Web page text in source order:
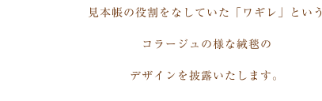
見本帳の役割をなしていた「ワギレ」という
コラージュの様な絨毯の
デザインを披露いたします。